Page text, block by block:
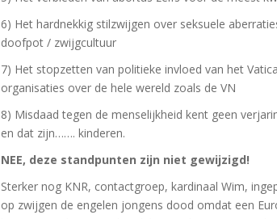
6) Het hardnekkig stilzwijgen over seksuele
doofpot / zwijgcultuur
7) Het stopzetten van politieke invloed van het
organisaties over de hele wereld zoals de VN
8) Misdaad tegen de menselijkheid kent geen
en dat zijn……. kinderen.
NEE, deze standpunten zijn niet gewijzigd!
Sterker nog KNR, contactgroep, kardinaal Wim,
op zwijgen de engelen jongens dood omdat een